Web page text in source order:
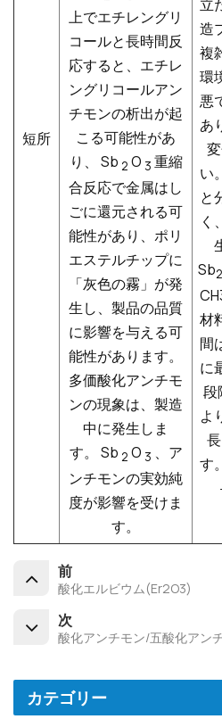
短所
上でエチレングリ
コールと長時間反
応すると、エチレ
ングリコールアン
チモンの析出が起
こる可能性があ
り、
Sb 2 O 3 重縮
合反応で金属はし
ごに還元される可
能性があり、ポリ
エステルチップに
「灰色の霧」が発
生し、製品の品質
に影響を与える可
能性があります。
多価酸化アンチモ
ンの現象は、製造
中に発生しま
す。
Sb 2 O 3 、ア
ンチモンの実効純
度が影響を受けま
す。
立
造
複
環
悪
あ
い
と
く
Sb2
材
間
に
段
よ
す。
前
酸化エルビウム(Er2O3)
次
酸化アンチモン/五酸化アン
カテゴリー